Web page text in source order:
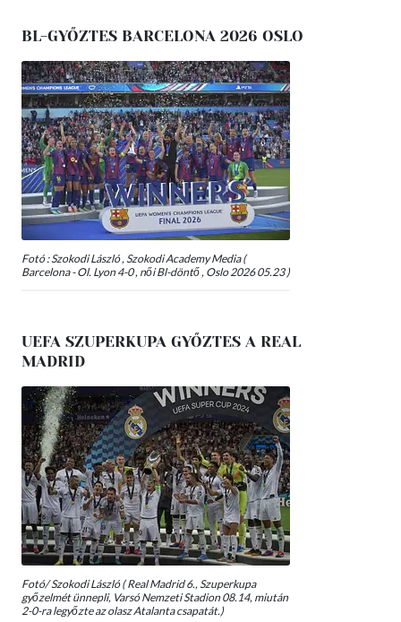
BL-GYŐZTES BARCELONA 2026 OSLO
Fotó : Szokodi László , Szokodi Academy Media (
Barcelona - Ol. Lyon 4-0 , női Bl-döntő , Oslo 2026 05.23 )
UEFA SZUPERKUPA GYŐZTES A REAL
MADRID
Fotó/ Szokodi László ( Real Madrid 6., Szuperkupa
győzelmét ünnepli, Varsó Nemzeti Stadion 08.14, miután
2-0-ra legyőzte az olasz Atalanta csapatát.)